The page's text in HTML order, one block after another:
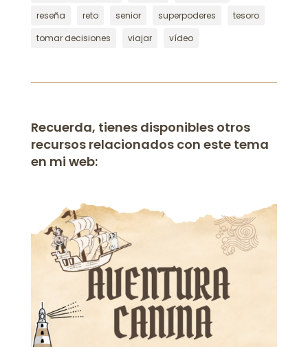
reseña
reto senior superpoderes
tesoro
tomar decisiones
viajar vídeo
Recuerda, tienes disponibles otros
recursos relacionados con este tema
en mi web: